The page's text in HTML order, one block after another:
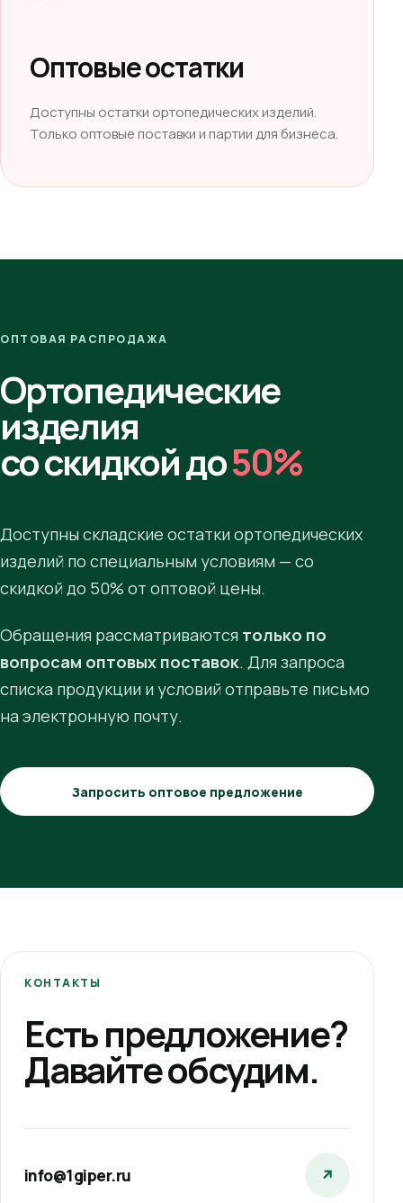
Оптовые остатки
Доступны остатки ортопедических изделий.
Только оптовые поставки и партии для бизнеса.
ОПТОВАЯ РАСПРОДАЖА
Ортопедические
изделия
со скидкой до50%
Доступны складские остатки ортопедических
изделий по специальным условиям — со
скидкой до 50% от оптовой цены.
Обращения рассматриваются только по
вопросам оптовых поставок. Для запроса
списка продукции и условий отправьте письмо
на электронную почту.
Запросить оптовое предложение
КОНТАКТЫ
Есть предложение?
Давайте обсудим.
info@1giper.ru ↗